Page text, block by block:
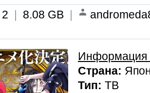
2 | 8.08 GB |
Информация
Страна:
Тип: ТВ